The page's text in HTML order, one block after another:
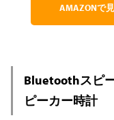
AMAZONで
Bluetoothスピ
ピーカー時計